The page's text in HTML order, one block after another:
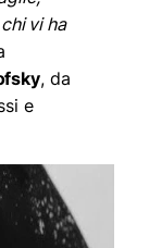
vi ha
, da
e